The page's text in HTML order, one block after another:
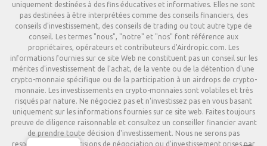
uniquement destinées à des fins éducatives et informatives. Elles ne sont
pas destinées à être interprétées comme des conseils financiers, des
conseils d'investissement, des conseils de trading ou tout autre type de
conseil. Les termes "nous", "notre" et "nos" font référence aux
propriétaires, opérateurs et contributeurs d'Airdropic.com. Les
informations fournies sur ce site Web ne constituent pas un conseil sur les
mérites d'investissement de l'achat, de la vente ou de la détention d'une
crypto-monnaie spécifique ou de la participation à un airdrops de crypto-
monnaie. Les investissements en crypto-monnaies sont volatiles et très
risqués par nature. Ne négociez pas et n'investissez pas en vous basant
uniquement sur les informations fournies sur ce site web. Faites toujours
preuve de diligence raisonnable et consultez un conseiller financier avant
de prendre toute décision d'investissement. Nous ne serons pas
responsables des décisions de négociation ou d'investissement prises par